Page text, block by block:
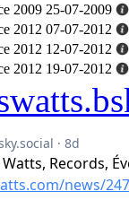
2009 25-07-2009
2012 07-07-2012
2012 12-07-2012
2012 19-07-2012